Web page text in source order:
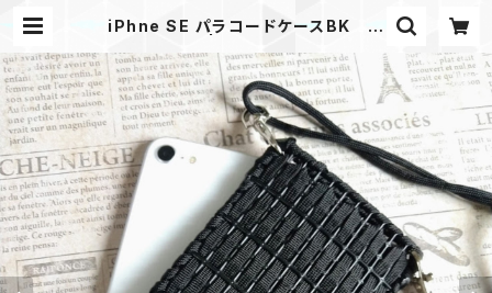
iPhne SE パラコードケースBK ス
Paracord